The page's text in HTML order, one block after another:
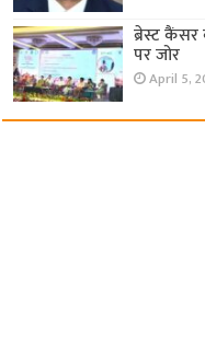
ब्रेस्ट कैंसर
पर जोर
April 5,